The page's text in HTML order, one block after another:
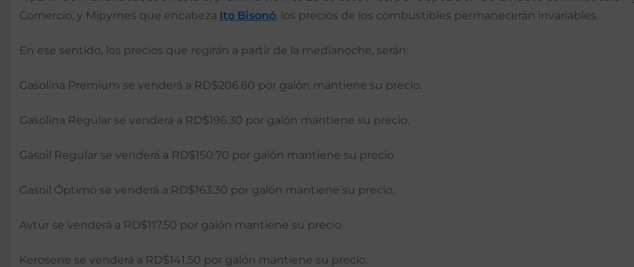
Comercio, y Mipymes que encabeza Ito Bisonó, los precios de los combustibles permanecerán invariables.
En ese sentido, los precios que regirán a partir de la medianoche, serán:
Gasolina Premium se venderá a RD$206.60 por galón mantiene su precio.
Gasolina Regular se venderá a RD$196.30 por galón mantiene su precio.
Gasoil Regular se venderá a RD$150.70 por galón mantiene su precio.
Gasoil Óptimo se venderá a RD$163.30 por galón mantiene su precio.
Avtur se venderá a RD$117.50 por galón mantiene su precio.
Kerosene se venderá a RD$141.50 por galón mantiene su precio.